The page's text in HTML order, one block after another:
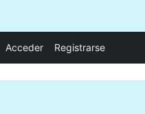
Acceder Registrarse
al